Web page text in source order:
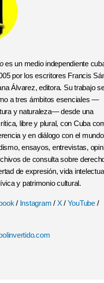
es un medio independiente
por los escritores Francis
Álvarez, editora. Su trabajo
a tres ámbitos esenciales —
y naturaleza— desde una
libre y plural, con Cuba
y en diálogo con el
ensayos, entrevistas,
de consulta sobre
de expresión, vida
y patrimonio cultural.
/ Instagram / X/ YouTube /